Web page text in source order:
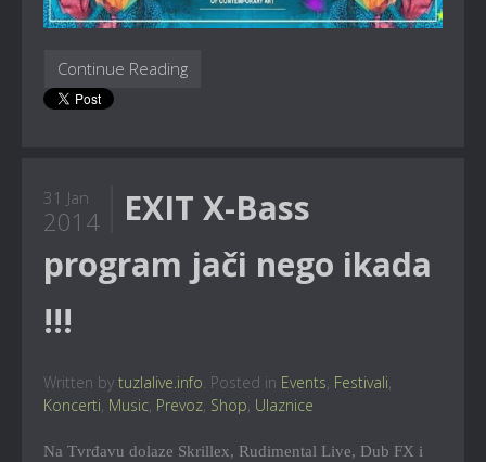
Continue Reading
31 Jan
2014
EXIT X-Bass
program jači nego ikada
!!!
Written by tuzlalive.info. Posted in Events, Festivali,
Koncerti, Music, Prevoz, Shop, Ulaznice
Na Tvrđavu dolaze Skrillex, Rudimental Live, Dub FX i